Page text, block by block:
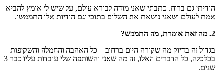
הודיתי גם ברוח. כתבתי שאני מודה לבורא עולם, על שיש לי אומץ להביא
אמת לעולם ושאני נושאת את השלום בתוכי וגם הודיות אלו התממשו.
2. מה זאת אומרת, מה התממש?
בגדול זה בדיוק מה שקורה היום ברחוב – כל האהבה והחמלה והשקיפות
בכלכלה, כל הדברים האלו, זה מה שאני והשותפה שלי עובדות עליו כבר 3
שנים.